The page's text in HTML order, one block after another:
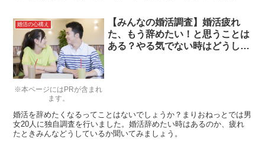
※本ページにはPRが含まれ
ます。
婚活の心構え
【みんなの婚活調査】婚活疲れ
た、もう辞めたい！と思うことは
ある？やる気でない時はどうして
婚活を辞めたくなるってことはないでしょうか？まりおねっとでは男
女20人に独自調査を行いました。婚活辞めたい時はあるのか、疲れ
たときみんなどうしているか聞いてみましょう。